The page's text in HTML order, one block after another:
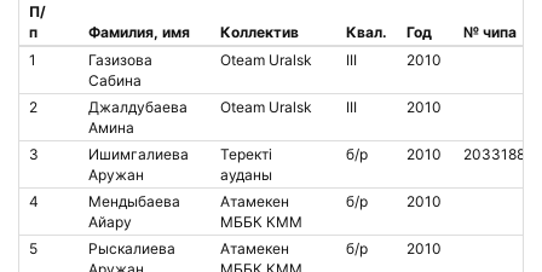
П/
п
Фамилия, имя Коллектив Квал. Год
№ чипа
1
Газизова
Сабина
Oteam Uralsk III 2010
2
Джалдубаева
Амина
Oteam Uralsk III 2010
3
Ишимгалиева
Аружан
Теректі
ауданы
б/р 2010 2033188
4
Мендыбаева
Айару
Атамекен
МББК КММ
б/р 2010
5
Рыскалиева
Атамекен
б/р 2010